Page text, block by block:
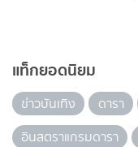
แท็กยอดนิยม
ข่าวบันเทิง ดารา
อินสตราแกรมดารา